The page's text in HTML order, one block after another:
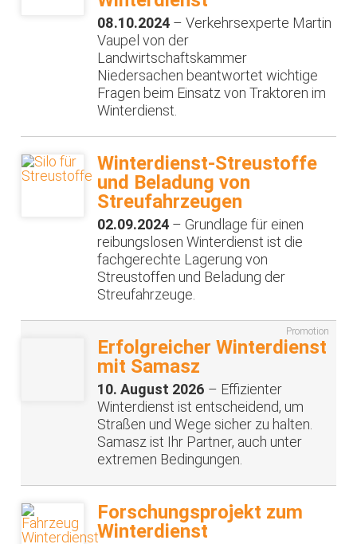
08.10.2024 – Verkehrsexperte Martin
Vaupel von der
Landwirtschaftskammer
Niedersachen beantwortet wichtige
Fragen beim Einsatz von Traktoren im
Winterdienst.
Winterdienst-Streustoffe
und Beladung von
Streufahrzeugen
02.09.2024 – Grundlage für einen
reibungslosen Winterdienst ist die
fachgerechte Lagerung von
Streustoffen und Beladung der
Streufahrzeuge.
Promotion
Erfolgreicher Winterdienst
mit Samasz
10. August 2026 – Effizienter
Winterdienst ist entscheidend, um
Straßen und Wege sicher zu halten.
Samasz ist Ihr Partner, auch unter
extremen Bedingungen.
Forschungsprojekt zum
Winterdienst